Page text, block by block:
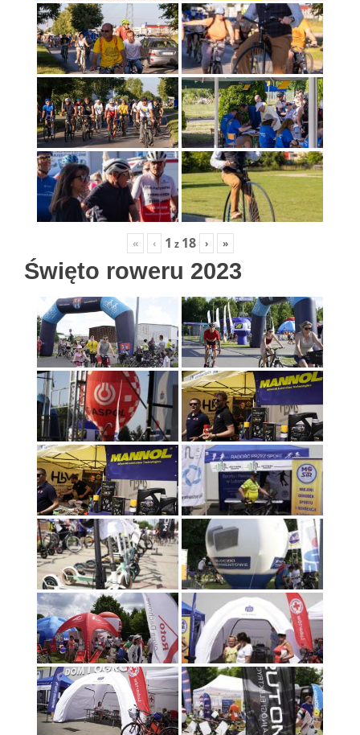
« ‹ 1 z 18 › »
Święto roweru 2023